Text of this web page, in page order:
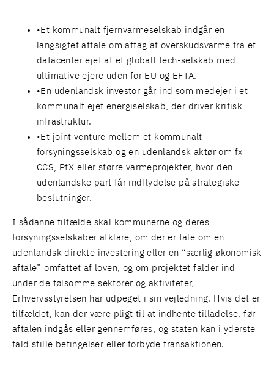
Et kommunalt fjernvarmeselskab indgår en
langsigtet aftale om aftag af overskudsvarme fra et
datacenter ejet af et globalt tech-selskab med
ultimative ejere uden for EU og EFTA.
En udenlandsk investor går ind som medejer i et
kommunalt ejet energiselskab, der driver kritisk
infrastruktur.
Et joint venture mellem et kommunalt
forsyningsselskab og en udenlandsk aktør om fx
CCS, PtX eller større varmeprojekter, hvor den
udenlandske part får indflydelse på strategiske
beslutninger.
I sådanne tilfælde skal kommunerne og deres
forsyningsselskaber afklare, om der er tale om en
udenlandsk direkte investering eller en “særlig økonomisk
aftale” omfattet af loven, og om projektet falder ind
under de følsomme sektorer og aktiviteter,
Erhvervsstyrelsen har udpeget i sinvejledning. Hvis det er
tilfældet, kan der være pligt til at indhente tilladelse, før
aftalen indgås eller gennemføres, og staten kan i yderste
fald stille betingelser eller forbyde transaktionen.